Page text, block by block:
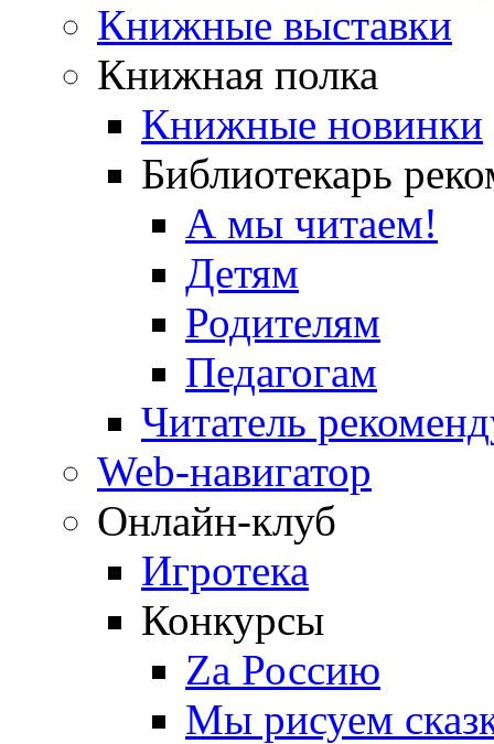
Книжные выставки
Книжная полка
Книжные новинки
Библиотекарь
А мы читаем!
Детям
Родителям
Педагогам
Читатель
Web-навигатор
Онлайн-клуб
Игротека
Конкурсы
Zа Россию
Мы рисуем